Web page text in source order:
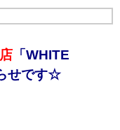
「WHITE
せです☆